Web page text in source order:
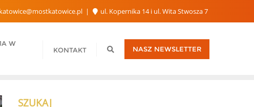
ul. Kopernika 14 i ul. Wita Stwosza 7
W
KONTAKT NASZ NEWSLETTER
SZUKAJ